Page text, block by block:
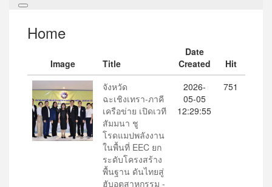
Home
Image Title
Date
Created
Hit
จังหวัด
ฉะเชิงเทรา-ภาคี
เครือข่าย เปิดเวที
สัมมนา ชู
โรดแมปพลังงาน
ในพื้นที่ EEC ยก
ระดับโครงสร้าง
พื้นฐาน ดันไทยสู่
ฮับอุตสาหกรรม -
2026-
05-05
12:29:55
751